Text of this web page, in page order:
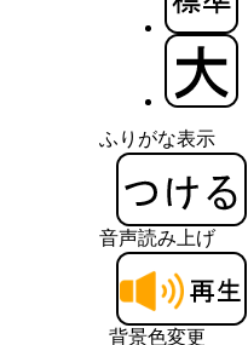
ふりがな表示
音声読み上げ
背景色変更